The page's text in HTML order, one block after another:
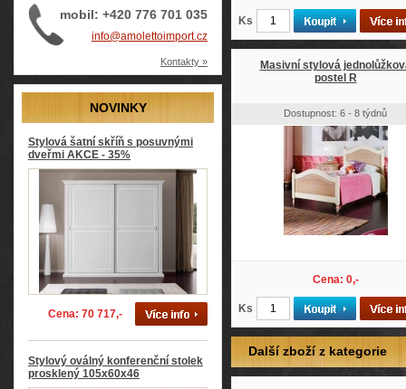
mobil: +420 776 701 035
info@amolettoimport.cz
Kontakty »
NOVINKY
Stylová šatní skříň s posuvnými
dveřmi AKCE - 35%
Cena: 70 717,-
Stylový oválný konferenční stolek
prosklený 105x60x46
Ks
Masivní stylová
postel R
Dostupnost: 6 - 8 týdnů
Cena: 0,-
Ks
Další zboží z kategorie